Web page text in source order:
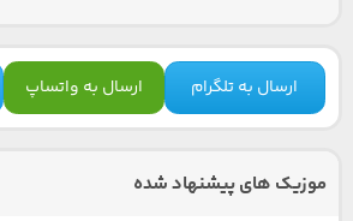
ارسال به تلگرام ارسال به واتساپ
موزیک های پیشنهاد شده